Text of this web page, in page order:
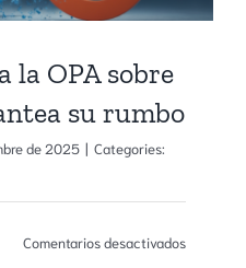
en
la OPA sobre
su rumbo
de 2025 | Categories:
Comentarios desactivadosen